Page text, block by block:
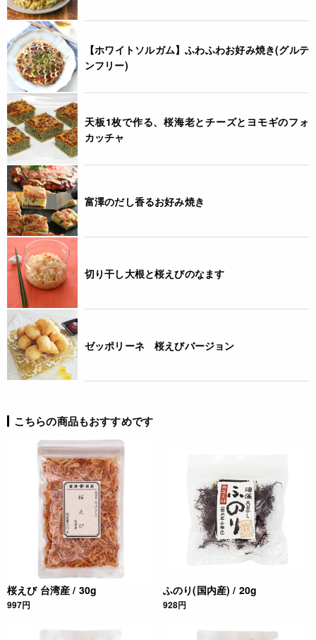
* 本製品で使用している桜えびは、かにが混ざる漁法で捕獲し
ています。
◆商品の在庫・販売状況について◆
・諸事情により、予告なく販売終了になる場合がございます。
予めご了承ください。
・当サイトに掲載されている商品は、ご購入可能な状態にあっ
ても必ずしも在庫を保証するものではありません。予めご了承
ください。
JANコード
4932503514066
【ホワイトソルガム】ふわふわお好み焼き(グルテ
ンフリー)
天板1枚で作る、桜海老とチーズとヨモギのフォ
カッチャ
富澤のだし香るお好み焼き
切り干し大根と桜えびのなます
ゼッポリーネ 桜えびバージョン
こちらの商品もおすすめです
桜えび 台湾産 / 30g
997円
ふのり(国内産) / 20g
928円